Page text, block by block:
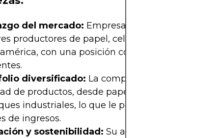
del mercado: Empresas CMPC es uno de
productores de papel, celulosa y empaques en
con una posición consolidada y una
diversificado: La compañía abarca una
de productos, desde papel higiénico y tissue
industriales, lo que le permite diversificar
de ingresos.
y sostenibilidad: Su apuesta por la